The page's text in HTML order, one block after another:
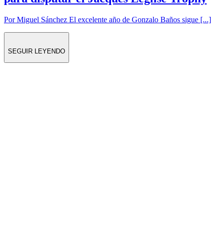
Por Miguel Sánchez El excelente año de Gonzalo Baños sigue [...]
SEGUIR LEYENDO